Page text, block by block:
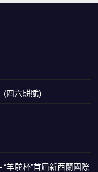
(四六駢賦)
駝杯”首屆新西蘭國際